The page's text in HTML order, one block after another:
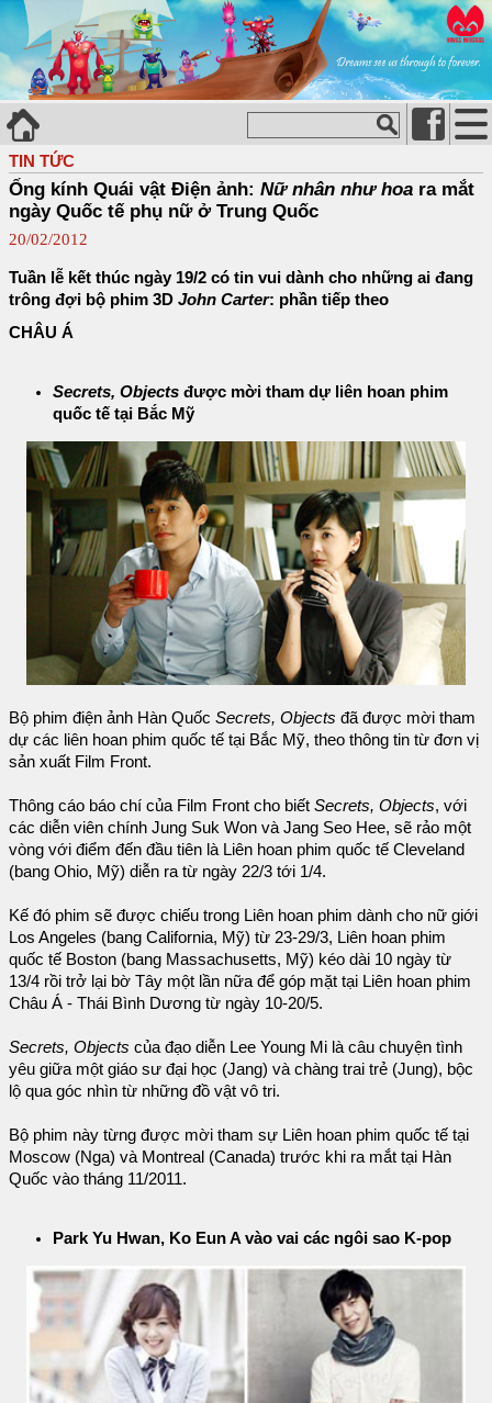
TIN TỨC
Ống kính Quái vật Điện ảnh: Nữ nhân như hoa ra mắt
ngày Quốc tế phụ nữ ở Trung Quốc
20/02/2012
Tuần lễ kết thúc ngày 19/2 có tin vui dành cho những ai đang
trông đợi bộ phim 3D John Carter: phần tiếp theo
CHÂU Á
Secrets, Objects được mời tham dự liên hoan phim
quốc tế tại Bắc Mỹ
Bộ phim điện ảnh Hàn Quốc Secrets, Objects đã được mời tham
dự các liên hoan phim quốc tế tại Bắc Mỹ, theo thông tin từ đơn vị
sản xuất Film Front.
Thông cáo báo chí của Film Front cho biết Secrets, Objects, với
các diễn viên chính Jung Suk Won và Jang Seo Hee, sẽ rảo một
vòng với điểm đến đầu tiên là Liên hoan phim quốc tế Cleveland
(bang Ohio, Mỹ) diễn ra từ ngày 22/3 tới 1/4.
Kế đó phim sẽ được chiếu trong Liên hoan phim dành cho nữ giới
Los Angeles (bang California, Mỹ) từ 23-29/3, Liên hoan phim
quốc tế Boston (bang Massachusetts, Mỹ) kéo dài 10 ngày từ
13/4 rồi trở lại bờ Tây một lần nữa để góp mặt tại Liên hoan phim
Châu Á - Thái Bình Dương từ ngày 10-20/5.
Secrets, Objects của đạo diễn Lee Young Mi là câu chuyện tình
yêu giữa một giáo sư đại học (Jang) và chàng trai trẻ (Jung), bộc
lộ qua góc nhìn từ những đồ vật vô tri.
Bộ phim này từng được mời tham sự Liên hoan phim quốc tế tại
Moscow (Nga) và Montreal (Canada) trước khi ra mắt tại Hàn
Quốc vào tháng 11/2011.
Park Yu Hwan, Ko Eun A vào vai các ngôi sao K-pop